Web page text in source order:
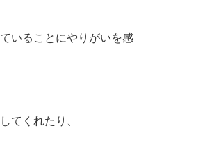
いることにやりがいを感
てくれたり、